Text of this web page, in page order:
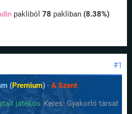
pakliból 78 pakliban (8.38%)
#1
(Premium)- A Szent
játékos Keres: Gyakorló társat